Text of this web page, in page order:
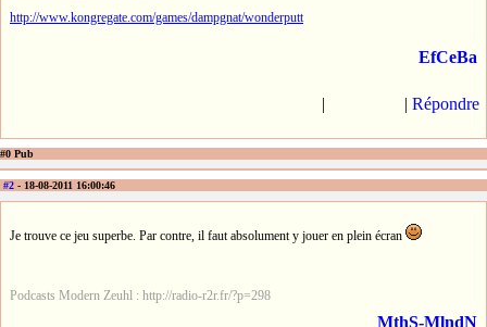
http://www.kongregate.com/games/dampgnat/wonderputt
EfCeBa
| | Répondre
#0 Pub
#2 - 18-08-2011 16:00:46
Je trouve ce jeu superbe. Par contre, il faut absolument y jouer en plein écran
Podcasts Modern Zeuhl : http://radio-r2r.fr/?p=298
MthS-MlndN